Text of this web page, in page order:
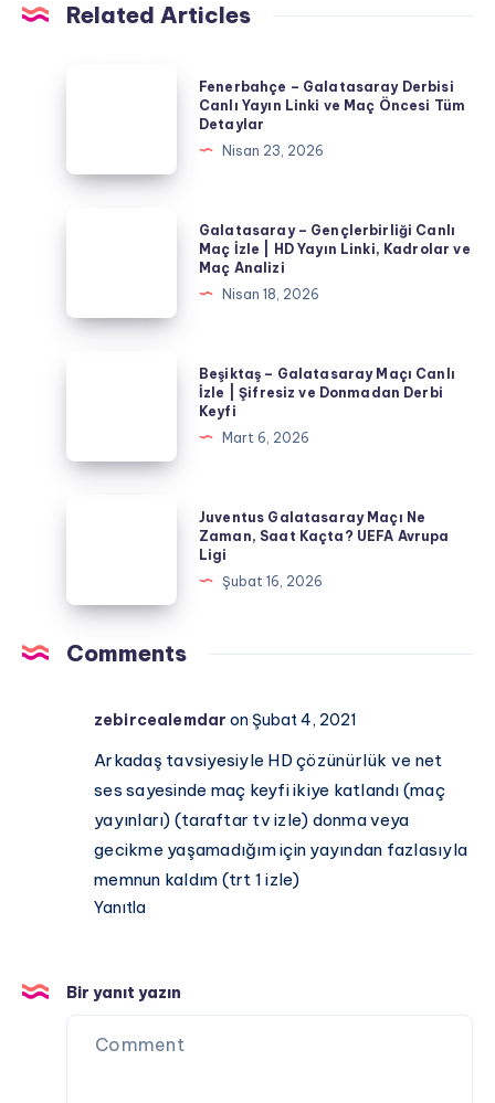
Related Articles
Canlı
Öncesi
Fenerbahçe – Galatasaray Derbisi
Canlı Yayın Linki ve Maç Öncesi Tüm
Detaylar
Nisan 23, 2026
Maç
Linki,
Galatasaray – Gençlerbirliği Canlı
Maç İzle | HD Yayın Linki, Kadrolar ve
Maç Analizi
Nisan 18, 2026
Canlı
Donmadan
Keyfi
Beşiktaş – Galatasaray Maçı Canlı
İzle | Şifresiz ve Donmadan Derbi
Keyfi
Mart 6, 2026
Zaman,
Saat
Avrupa
Juventus Galatasaray Maçı Ne
Zaman, Saat Kaçta? UEFA Avrupa
Ligi
Şubat 16, 2026
Comments
zebircealemdar on Şubat 4, 2021
Arkadaş tavsiyesiyle HD çözünürlük ve net
ses sayesinde maç keyfi ikiye katlandı (maç
yayınları) (taraftar tv izle) donma veya
gecikme yaşamadığım için yayından fazlasıyla
memnun kaldım (trt 1 izle)
Yanıtla
Bir yanıt yazın